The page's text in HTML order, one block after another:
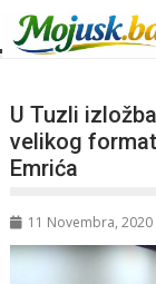
U Tuzli
velikog
Emrića
11 Novembra, 2020